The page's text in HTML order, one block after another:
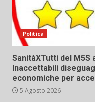
Politica
SanitàXTutti del M5S
Inaccettabili
economiche per
5 Agosto 2026